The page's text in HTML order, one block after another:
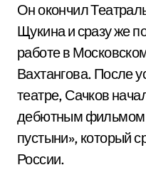
Он окончил
Щукина и сразу же
работе в
Вахтангова. После
театре, Сачков
дебютным фильмом
пустыни», который
России.